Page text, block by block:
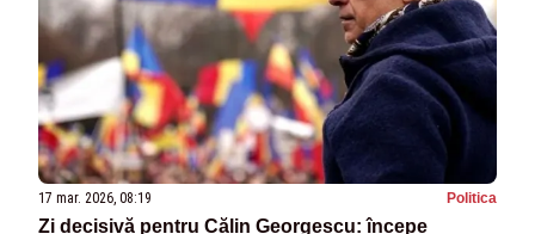
17 mar. 2026, 08:19 Politica
Zi decisivă pentru Călin Georgescu: începe